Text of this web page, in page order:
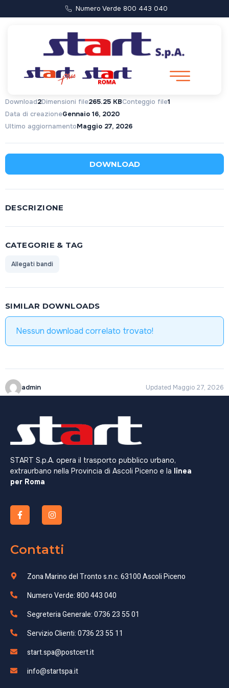
Numero Verde 800 443 040
DICHIARAZIONE
Download2Dimensioni file265.25 KBConteggio file1
Data di creazioneGennaio 16, 2020
Ultimo aggiornamentoMaggio 27, 2026
DOWNLOAD
DESCRIZIONE
CATEGORIE & TAG
Allegati bandi
SIMILAR DOWNLOADS
Nessun download correlato trovato!
admin Updated Maggio 27, 2026
START S.p.A. opera il trasporto pubblico urbano,
extraurbano nella Provincia di Ascoli Piceno e la linea
per Roma
Contatti
Zona Marino del Tronto s.n.c. 63100 Ascoli Piceno
Numero Verde: 800 443 040
Segreteria Generale: 0736 23 55 01
Servizio Clienti: 0736 23 55 11
start.spa@postcert.it
info@startspa.it